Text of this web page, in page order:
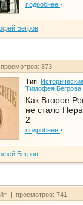
подробнее
Бегров
873
Тип:
Тимофея Бегрова
Как Второе
не стало
2
подробнее
Бегров
| просмотров: 741